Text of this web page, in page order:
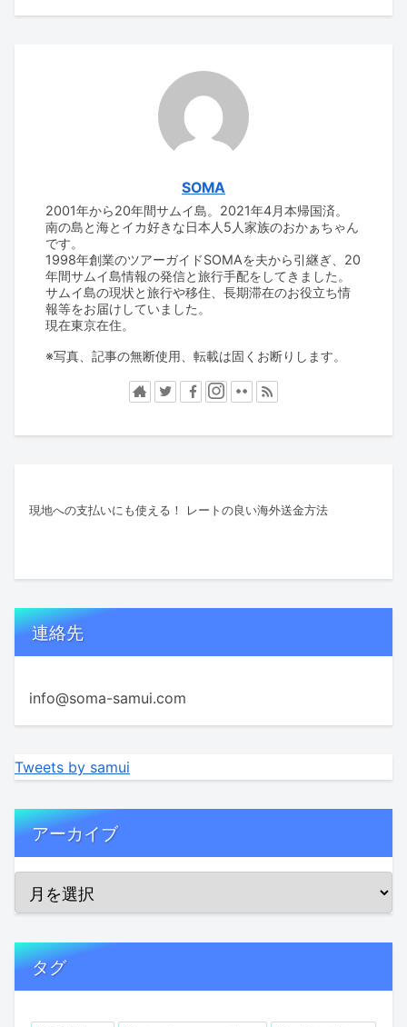
SOMA
2001年から20年間サムイ島。2021年4月本帰国済。
南の島と海とイカ好きな日本人5人家族のおかぁちゃん
です。
1998年創業のツアーガイドSOMAを夫から引継ぎ、20
年間サムイ島情報の発信と旅行手配をしてきました。
サムイ島の現状と旅行や移住、長期滞在のお役立ち情
報等をお届けしていました。
現在東京在住。
※写真、記事の無断使用、転載は固くお断りします。
現地への支払いにも使える！ レートの良い海外送金方法
連絡先
info@soma-samui.com
Tweets by samui
アーカイブ
タグ